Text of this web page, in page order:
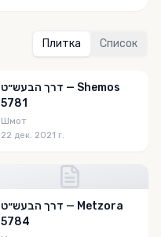
Плитка Список
דרך הבעש״ט — Shemos
5781
Шмот
22 дек. 2021 г.
דרך הבעש״ט — Metzora
5784